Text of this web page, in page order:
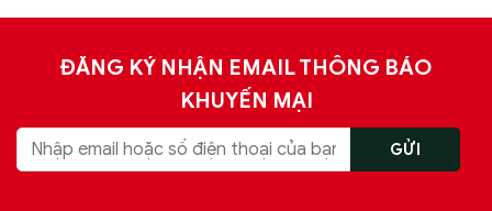
ĐĂNG KÝ NHẬN EMAIL THÔNG BÁO
KHUYẾN MẠI